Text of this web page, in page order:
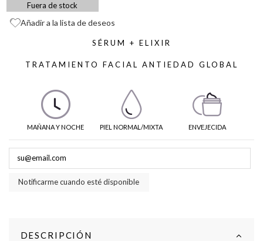
Fuera de stock
Añadir a la lista de deseos
SÉRUM + ELIXIR
TRATAMIENTO FACIAL ANTIEDAD GLOBAL
MAÑANA Y NOCHE PIEL NORMAL/MIXTA ENVEJECIDA
Notificarme cuando esté disponible
DESCRIPCIÓN